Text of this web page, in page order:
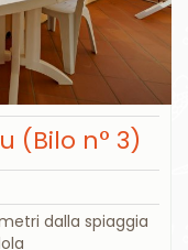
(Bilo n° 3)
dalla spiaggia